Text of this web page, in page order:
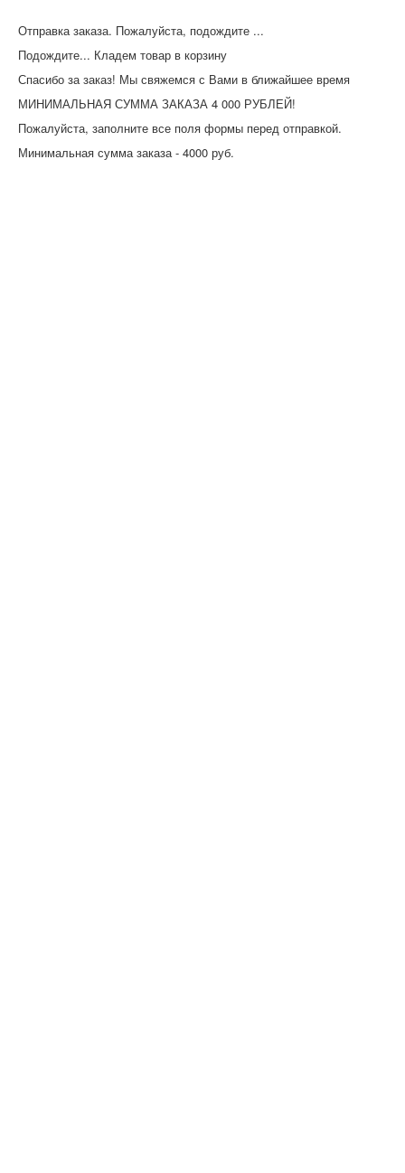
Отправка заказа. Пожалуйста, подождите ...
Подождите... Кладем товар в корзину
Спасибо за заказ! Мы свяжемся с Вами в ближайшее время
МИНИМАЛЬНАЯ СУММА ЗАКАЗА 4 000 РУБЛЕЙ!
Пожалуйста, заполните все поля формы перед отправкой.
Минимальная сумма заказа - 4000 руб.